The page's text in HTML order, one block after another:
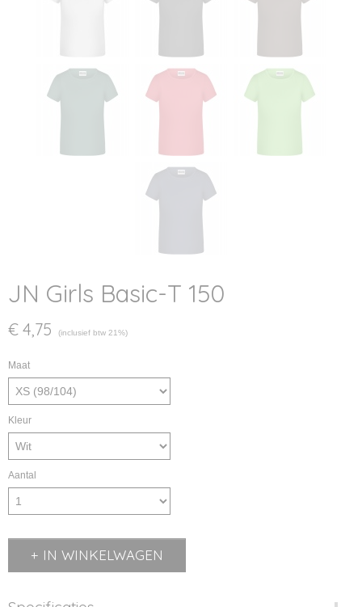
JN Girls Basic-T 150
€ 4,75 (inclusief btw 21%)
Maat
Kleur
Aantal
IN WINKELWAGEN